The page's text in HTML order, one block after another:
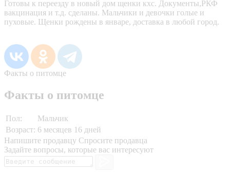
Готовы к переезду в новый дом щенки кхс. Документы,РКФ
вакцинация и т.д. сделаны. Мальчики и девочки голые и
пуховые. Щенки рождены в январе, доставка в любой город.
Факты о питомце
Факты о питомце
Пол:
Мальчик
Возраст: 6 месяцев 16 дней
Напишите продавцу Спросите продавца
Задайте вопросы, которые вас интересуют